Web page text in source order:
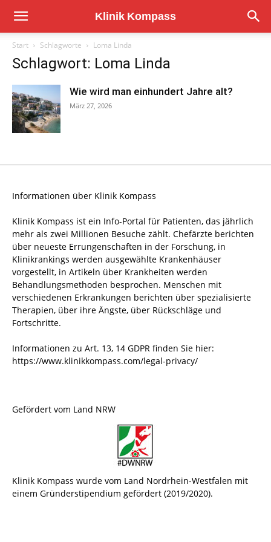
Start Schlagworte Loma Linda
Schlagwort: Loma Linda
Wie wird man einhundert Jahre alt?
März 27, 2026
Informationen über Klinik Kompass
Klinik Kompass ist ein Info-Portal für Patienten, das jährlich
mehr als zwei Millionen Besuche zählt. Chefärzte berichten
über neueste Errungenschaften in der Forschung, in
Klinikrankings werden ausgewählte Krankenhäuser
vorgestellt, in Artikeln über Krankheiten werden
Behandlungsmethoden besprochen. Menschen mit
verschiedenen Erkrankungen berichten über spezialisierte
Therapien, über ihre Ängste, über Rückschläge und
Fortschritte.
Informationen zu Art. 13, 14 GDPR finden Sie hier:
https://www.klinikkompass.com/legal-privacy/
Gefördert vom Land NRW
Klinik Kompass wurde vom Land Nordrhein-Westfalen mit
einem Gründerstipendium gefördert (2019/2020).